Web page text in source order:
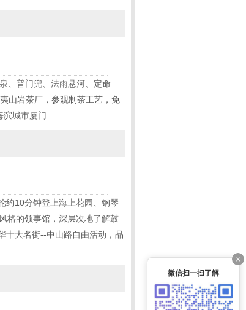
、普门兜、法雨悬河、定命
山岩茶厂，参观制茶工艺，免
滨城市厦门
约10分钟登上海上花园、钢琴
格的领事馆，深层次地了解鼓
十大名街--中山路自由活动，品
×
微信扫一扫了解